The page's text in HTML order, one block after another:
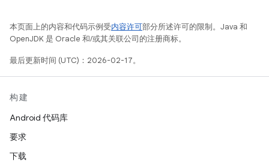
本页面上的内容和代码示例受内容许可部分所述许可的限制。Java 和
OpenJDK 是 Oracle 和/或其关联公司的注册商标。
最后更新时间 (UTC)：2026-02-17。
构建
Android 代码库
要求
下载